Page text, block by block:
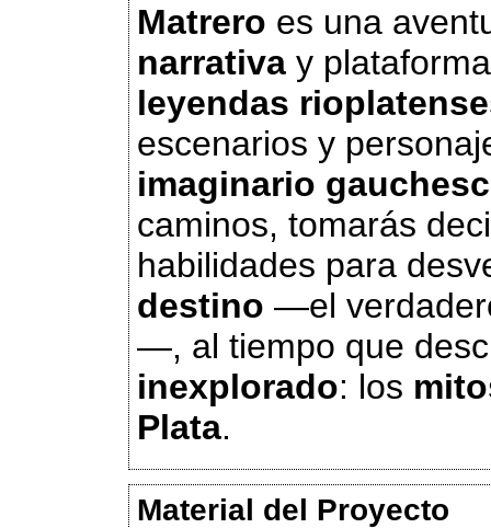
Matrero es una
narrativa y
leyendas
escenarios y
imaginario
caminos, tomarás
habilidades para
destino —el
—, al tiempo que
inexplorado: los
Plata.
Material del Proyecto